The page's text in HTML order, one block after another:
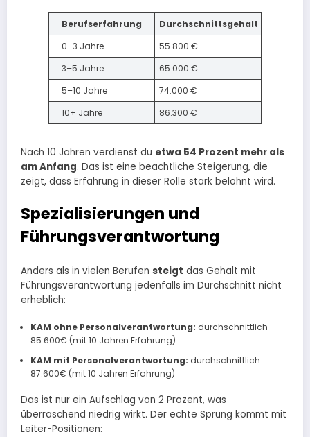
Berufserfahrung
Durchschnittsgehalt
0–3 Jahre
55.800 €
3–5 Jahre
65.000 €
5–10 Jahre
74.000 €
10+ Jahre
86.300 €
Nach 10 Jahren verdienst du etwa 54 Prozent mehr als
am Anfang. Das ist eine beachtliche Steigerung, die
zeigt, dass Erfahrung in dieser Rolle stark belohnt wird.​
Spezialisierungen und
Führungsverantwortung
Anders als in vielen Berufen steigt das Gehalt mit
Führungsverantwortung jedenfalls im Durchschnitt nicht
erheblich:
KAM ohne Personalverantwortung: durchschnittlich
85.600€ (mit 10 Jahren Erfahrung)
KAM mit Personalverantwortung: durchschnittlich
87.600€ (mit 10 Jahren Erfahrung)
Das ist nur ein Aufschlag von 2 Prozent, was
überraschend niedrig wirkt. Der echte Sprung kommt mit
Leiter-Positionen:​